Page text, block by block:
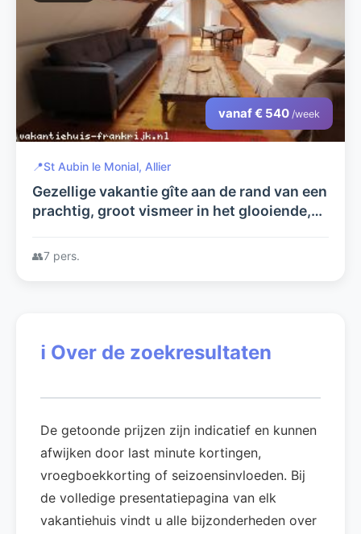
vanaf € 540 /week
📍St Aubin le Monial, Allier
Gezellige vakantie gîte aan de rand van een
prachtig, groot vismeer in het glooiende,
Frankrijk.
👥7 pers.
ℹ️ Over de zoekresultaten
De getoonde prijzen zijn indicatief en kunnen
afwijken door last minute kortingen,
vroegboekkorting of seizoensinvloeden. Bij
de volledige presentatiepagina van elk
vakantiehuis vindt u alle bijzonderheden over